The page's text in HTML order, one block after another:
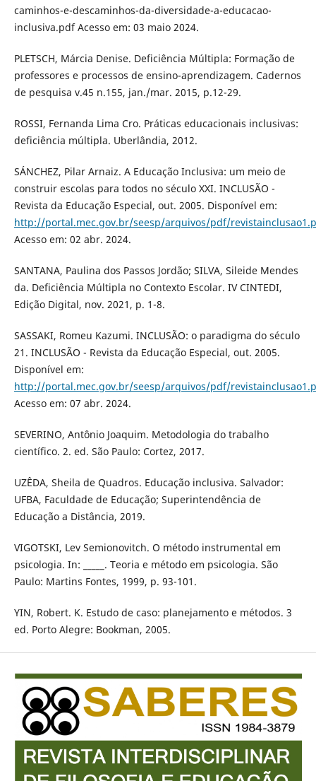
caminhos-e-descaminhos-da-diversidade-a-educacao-
inclusiva.pdf Acesso em: 03 maio 2024.
PLETSCH, Márcia Denise. Deficiência Múltipla: Formação de
professores e processos de ensino-aprendizagem. Cadernos
de pesquisa v.45 n.155, jan./mar. 2015, p.12-29.
ROSSI, Fernanda Lima Cro. Práticas educacionais inclusivas:
deficiência múltipla. Uberlândia, 2012.
SÁNCHEZ, Pilar Arnaiz. A Educação Inclusiva: um meio de
construir escolas para todos no século XXI. INCLUSÃO -
Revista da Educação Especial, out. 2005. Disponível em:
http://portal.mec.gov.br/seesp/arquivos/pdf/
Acesso em: 02 abr. 2024.
SANTANA, Paulina dos Passos Jordão; SILVA, Sileide Mendes
da. Deficiência Múltipla no Contexto Escolar. IV CINTEDI,
Edição Digital, nov. 2021, p. 1-8.
SASSAKI, Romeu Kazumi. INCLUSÃO: o paradigma do século
21. INCLUSÃO - Revista da Educação Especial, out. 2005.
Disponível em:
http://portal.mec.gov.br/seesp/arquivos/pdf/
Acesso em: 07 abr. 2024.
SEVERINO, Antônio Joaquim. Metodologia do trabalho
científico. 2. ed. São Paulo: Cortez, 2017.
UZÊDA, Sheila de Quadros. Educação inclusiva. Salvador:
UFBA, Faculdade de Educação; Superintendência de
Educação a Distância, 2019.
VIGOTSKI, Lev Semionovitch. O método instrumental em
psicologia. In: _____. Teoria e método em psicologia. São
Paulo: Martins Fontes, 1999, p. 93-101.
YIN, Robert. K. Estudo de caso: planejamento e métodos. 3
ed. Porto Alegre: Bookman, 2005.